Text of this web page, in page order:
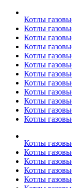
Котлы
Котлы
Котлы
Котлы
Котлы
Котлы
Котлы
Котлы
Котлы
Котлы
Котлы
Котлы
Котлы
Котлы
Котлы
Котлы
Котлы